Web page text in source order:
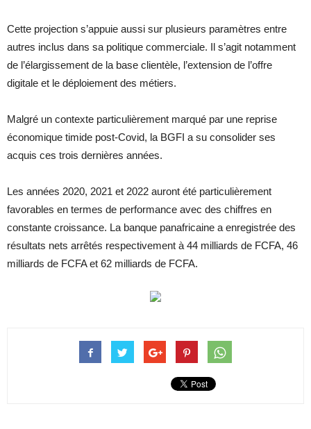
Cette projection s’appuie aussi sur plusieurs paramètres entre
autres inclus dans sa politique commerciale. Il s’agit notamment
de l’élargissement de la base clientèle, l’extension de l’offre
digitale et le déploiement des métiers.
Malgré un contexte particulièrement marqué par une reprise
économique timide post-Covid, la BGFI a su consolider ses
acquis ces trois dernières années.
Les années 2020, 2021 et 2022 auront été particulièrement
favorables en termes de performance avec des chiffres en
constante croissance. La banque panafricaine a enregistrée des
résultats nets arrêtés respectivement à 44 milliards de FCFA, 46
milliards de FCFA et 62 milliards de FCFA.